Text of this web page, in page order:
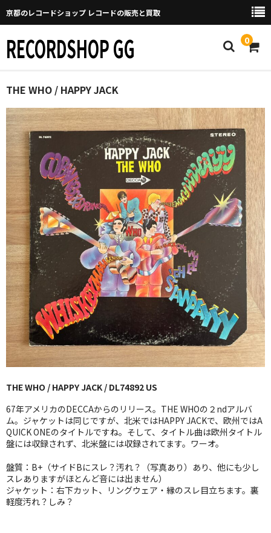
京都のレコードショップ レコードの販売と買取
RECORDSHOP GG 0
Home
マイページ
GGについて
買取について
取り置きなどについて
Categories
New Arrivals
新譜
GG RECORD （当店のレーベル）
全商品
JAZZ-US
BLUE NOTE
JAZZ-EU
JAZZ-JP
JAZZ-VOCAL
J-POP
ROCK
THE WHO / HAPPY JACK
THE WHO / HAPPY JACK / DL74892 US
67年アメリカのDECCAからのリリース。THE WHOの２ndアルバ
ム。ジャケットは同じですが、北米ではHAPPY JACKで、欧州ではA
QUICK ONEのタイトルですね。そして、タイトル曲は欧州タイトル
盤には収録されず、北米盤には収録されてます。ワーオ。
盤質：B+（サイドBにスレ？汚れ？（写真あり）あり、他にも少し
スレありますがほとんど音には出ません）
ジャケット：右下カット、リングウェア・縁のスレ目立ちます。裏
軽度汚れ？しみ？